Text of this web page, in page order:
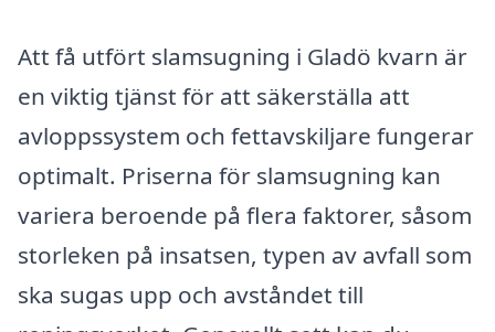
Att få utfört slamsugning i Gladö kvarn är
en viktig tjänst för att säkerställa att
avloppssystem och fettavskiljare fungerar
optimalt. Priserna för slamsugning kan
variera beroende på flera faktorer, såsom
storleken på insatsen, typen av avfall som
ska sugas upp och avståndet till